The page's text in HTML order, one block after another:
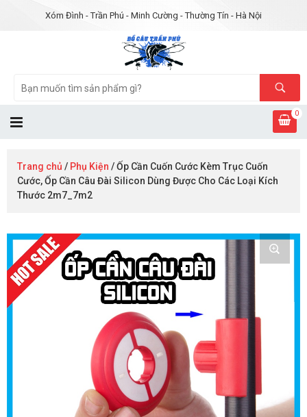
Xóm Đình - Trần Phú - Minh Cường - Thường Tín - Hà Nội
0
Trang chủ / Phụ Kiện / Ốp Cần Cuốn Cước Kèm Trục Cuốn
Cước, Ốp Cần Câu Đài Silicon Dùng Được Cho Các Loại Kích
Thước 2m7_7m2